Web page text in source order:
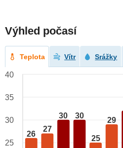
Výhled počasí
Teplota Vítr Srážky
26
27
30 30
25
29
40
35
30
25